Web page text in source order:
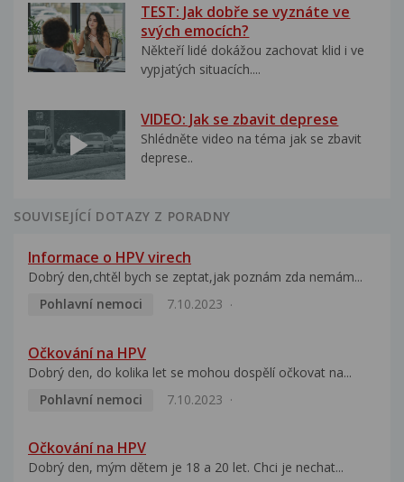
TEST: Jak dobře se vyznáte ve
svých emocích?
Někteří lidé dokážou zachovat klid i ve
vypjatých situacích....
VIDEO: Jak se zbavit deprese
Shlédněte video na téma jak se zbavit
deprese..
SOUVISEJÍCÍ DOTAZY Z PORADNY
Informace o HPV virech
Dobrý den,chtěl bych se zeptat,jak poznám zda nemám...
Pohlavní nemoci
7.10.2023
Očkování na HPV
Dobrý den, do kolika let se mohou dospělí očkovat na...
Pohlavní nemoci
7.10.2023
Očkování na HPV
Dobrý den, mým dětem je 18 a 20 let. Chci je nechat...